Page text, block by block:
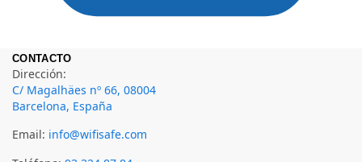
CONTACTO
Dirección:
C/ Magalhäes nº 66, 08004
Barcelona, España
Email: info@wifisafe.com